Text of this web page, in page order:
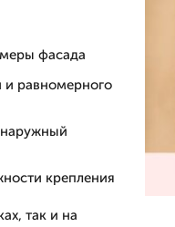
фасада
и равномерного
крепления
так и на